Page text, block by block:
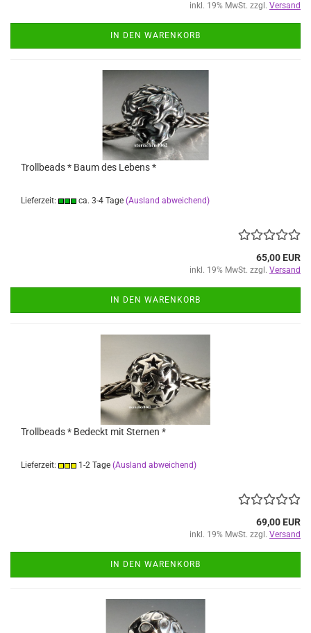
inkl. 19% MwSt. zzgl. Versand
IN DEN WARENKORB
Trollbeads * Baum des Lebens *
Lieferzeit: ca. 3-4 Tage (Ausland abweichend)
65,00 EUR
inkl. 19% MwSt. zzgl. Versand
IN DEN WARENKORB
Trollbeads * Bedeckt mit Sternen *
Lieferzeit: 1-2 Tage (Ausland abweichend)
69,00 EUR
inkl. 19% MwSt. zzgl. Versand
IN DEN WARENKORB